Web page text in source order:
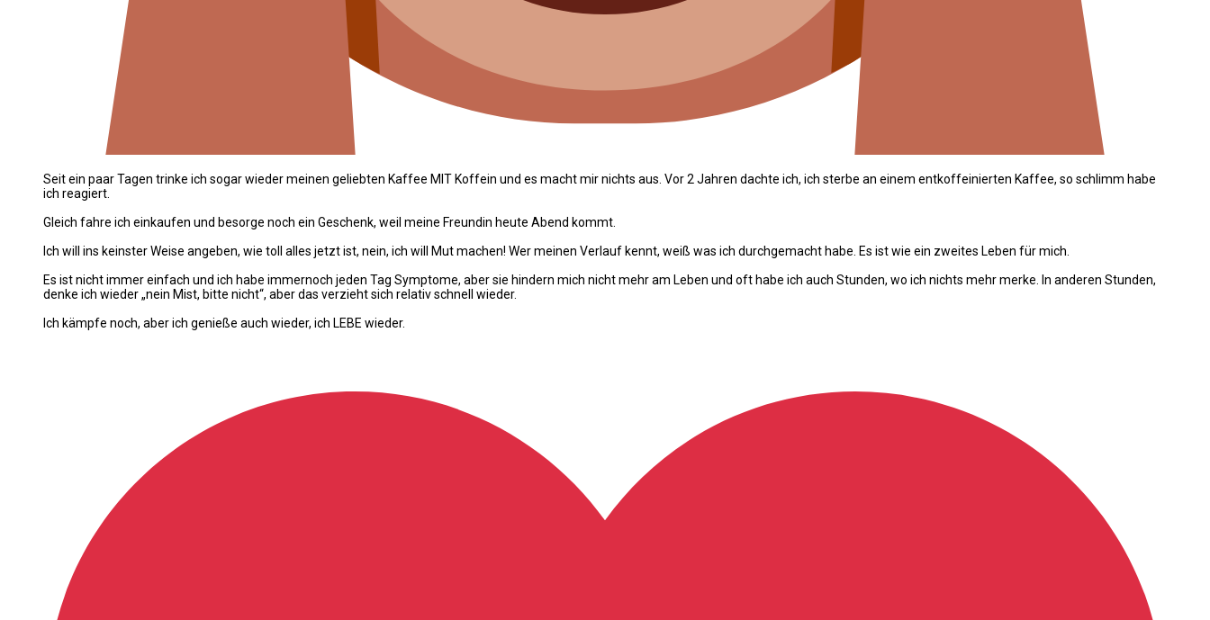
Seit ein paar Tagen trinke ich sogar wieder meinen geliebten Kaffee MIT Koffein und es macht mir nichts aus. Vor 2 Jahren dachte ich, ich sterbe an einem entkoffeinierten Kaffee, so schlimm habe
ich reagiert.
Gleich fahre ich einkaufen und besorge noch ein Geschenk, weil meine Freundin heute Abend kommt.
Ich will ins keinster Weise angeben, wie toll alles jetzt ist, nein, ich will Mut machen! Wer meinen Verlauf kennt, weiß was ich durchgemacht habe. Es ist wie ein zweites Leben für mich.
Es ist nicht immer einfach und ich habe immernoch jeden Tag Symptome, aber sie hindern mich nicht mehr am Leben und oft habe ich auch Stunden, wo ich nichts mehr merke. In anderen Stunden,
denke ich wieder „nein Mist, bitte nicht“, aber das verzieht sich relativ schnell wieder.
Ich kämpfe noch, aber ich genieße auch wieder, ich LEBE wieder.